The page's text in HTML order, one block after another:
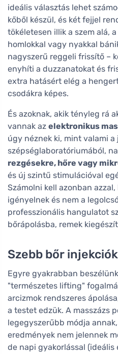
ideális választás lehet
kőből készül, és két fejjel
tökéletesen illik a szem alá,
homlokkal vagy nyakkal
nagyszerű reggeli frissítő –
enyhíti a duzzanatokat és
extra hatásért elég a
csodákra képes.
És azoknak, akik tényleg rá
vannak az elektronikus
úgy néznek ki, mint valami a
szépséglaboratóriumából,
rezgésekre, hőre vagy
és új szintű stimulációval
Számolni kell azonban
igényelnek és nem a
professzionális hangulatot
bőrápolásba, remek
Szebb bőr
Egyre gyakrabban
"természetes lifting"
arcizmok rendszeres
a testet edzük. A masszázs
legegyszerűbb módja
eredmények nem jelennek
de napi gyakorlással (ideális